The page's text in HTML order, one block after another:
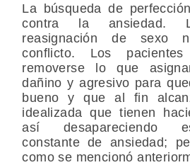
La búsqueda de
contra la ansiedad.
reasignación de sexo
conflicto. Los
removerse lo que
dañino y agresivo para
bueno y que al fin
idealizada que tienen
así desapareciendo
constante de ansiedad;
como se mencionó